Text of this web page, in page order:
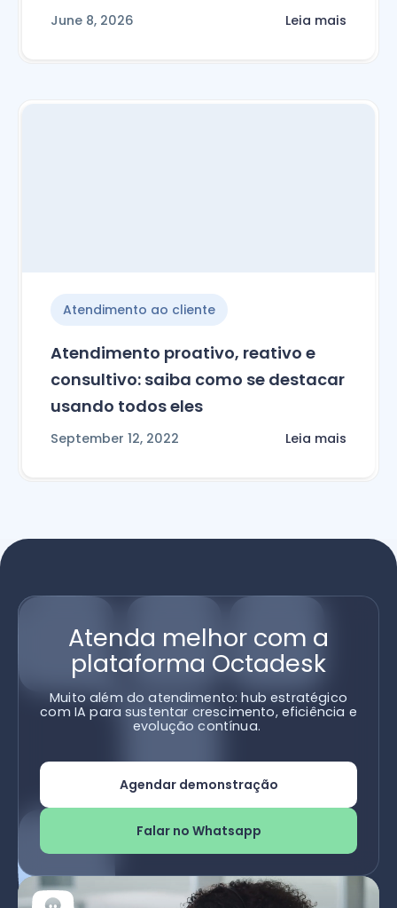
June 8, 2026 Leia mais
Atendimento ao cliente
Atendimento proativo, reativo e
consultivo: saiba como se destacar
usando todos eles
September 12, 2022 Leia mais
Atenda melhor com a
plataforma Octadesk
Muito além do atendimento: hub estratégico
com IA para sustentar crescimento, eficiência e
evolução contínua.
Agendar demonstração
Falar no Whatsapp